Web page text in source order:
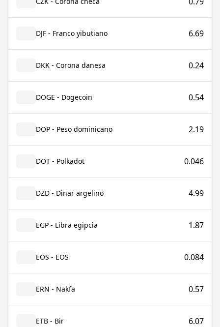
DJF - Franco yibutiano 6.69
DKK - Corona danesa 0.24
DOGE - Dogecoin 0.54
DOP - Peso dominicano 2.19
DOT - Polkadot 0.046
DZD - Dinar argelino 4.99
EGP - Libra egipcia 1.87
EOS - EOS 0.084
ERN - Nakfa 0.57
ETB - Bir 6.07